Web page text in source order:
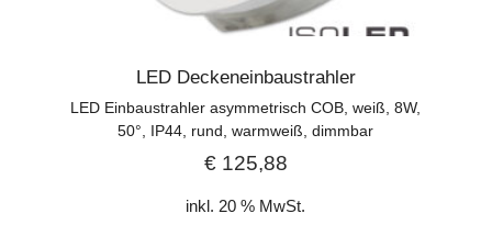
LED Deckeneinbaustrahler
LED Einbaustrahler asymmetrisch COB, weiß, 8W,
50°, IP44, rund, warmweiß, dimmbar
€125,88
inkl. 20 % MwSt.